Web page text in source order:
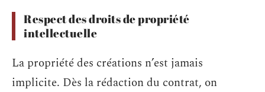
Respect des droits de propriété
intellectuelle
La propriété des créations n’est jamais
implicite. Dès la rédaction du contrat, on